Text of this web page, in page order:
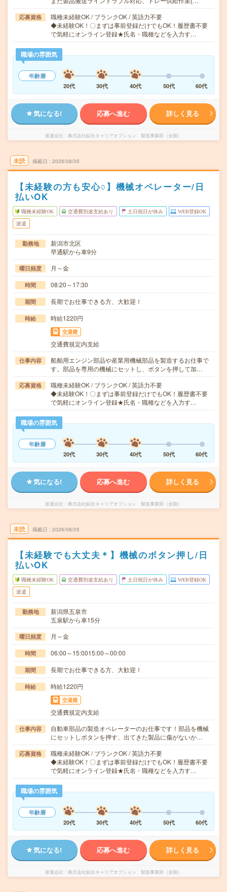
応募資格
職種未経験OK / ブランクOK / 英語力不要
◆未経験OK！〇まずは事前登録だけでもOK！履歴書不要
で気軽にオンライン登録★氏名・職種などを入力す…
職場の雰囲気
年齢層
20代
30代 40代 50代 60代
気になる! 応募へ進む 詳しく見る
派遣会社 株式会社綜合キャリアオプション 製造事業部（全国）
未読 掲載日 2026/08/05
【未経験の方も安心○】機械オペレーター/日
払いOK
職種未経験OK 交通費別途支給あり 土日祝日が休み WEB登録OK
派遣
勤務地
新潟市北区
早通駅から車9分
曜日頻度 月～金
時間 08:20～17:30
期間 長期でお仕事できる方、大歓迎！
時給 時給1220円
交通費
交通費規定内支給
仕事内容
船舶用エンジン部品や産業用機械部品を製造するお仕事で
す。部品を専用の機械にセットし、ボタンを押して加…
応募資格
職種未経験OK / ブランクOK / 英語力不要
◆未経験OK！〇まずは事前登録だけでもOK！履歴書不要
で気軽にオンライン登録★氏名・職種などを入力す…
職場の雰囲気
年齢層
20代
30代 40代 50代 60代
気になる! 応募へ進む 詳しく見る
派遣会社 株式会社綜合キャリアオプション 製造事業部（全国）
未読 掲載日 2026/08/05
【未経験でも大丈夫＊】機械のボタン押し/日
払いOK
職種未経験OK 交通費別途支給あり 土日祝日が休み WEB登録OK
派遣
勤務地
新潟県五泉市
五泉駅から車15分
曜日頻度 月～金
時間 06:00～15:0015:00～00:00
期間 長期でお仕事できる方、大歓迎！
時給 時給1220円
交通費
交通費規定内支給
仕事内容
自動車部品の製造オペレーターのお仕事です！部品を機械
にセットしボタンを押す、出てきた製品に傷がないか…
応募資格
職種未経験OK / ブランクOK / 英語力不要
◆未経験OK！〇まずは事前登録だけでもOK！履歴書不要
で気軽にオンライン登録★氏名・職種などを入力す…
職場の雰囲気
年齢層
20代
30代 40代 50代 60代
気になる! 応募へ進む 詳しく見る
派遣会社 株式会社綜合キャリアオプション 製造事業部（全国）